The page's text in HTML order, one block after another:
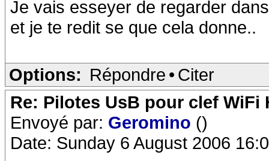
Je vais esseyer de regarder
et je te redit se que cela donne..
Options: Répondre • Citer
Re: Pilotes UsB pour clef WiFi
Envoyé par: Geromino ()
Date: Sunday 6 August 2006